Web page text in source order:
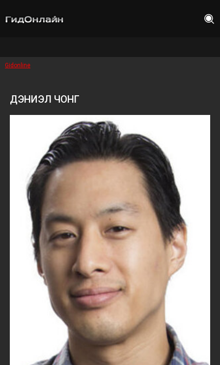
Gidonline
ДЭНИЭЛ ЧОНГ